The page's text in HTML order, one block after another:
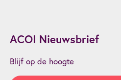
ACOI Nieuwsbrief
Blijf op de hoogte